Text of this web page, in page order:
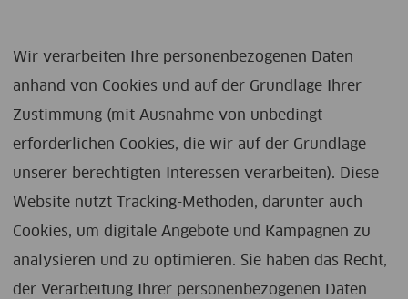
Wir verarbeiten Ihre personenbezogenen Daten
anhand von Cookies und auf der Grundlage Ihrer
Zustimmung (mit Ausnahme von unbedingt
erforderlichen Cookies, die wir auf der Grundlage
unserer berechtigten Interessen verarbeiten). Diese
Website nutzt Tracking-Methoden, darunter auch
Cookies, um digitale Angebote und Kampagnen zu
analysieren und zu optimieren. Sie haben das Recht,
der Verarbeitung Ihrer personenbezogenen Daten